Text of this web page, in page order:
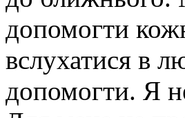
допомогти
вслухатися в
допомогти. Я